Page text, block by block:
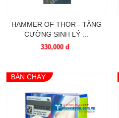
HAMMER OF THOR - TĂNG
CƯỜNG SINH LÝ ...
330,000 đ
BÁN CHẠY